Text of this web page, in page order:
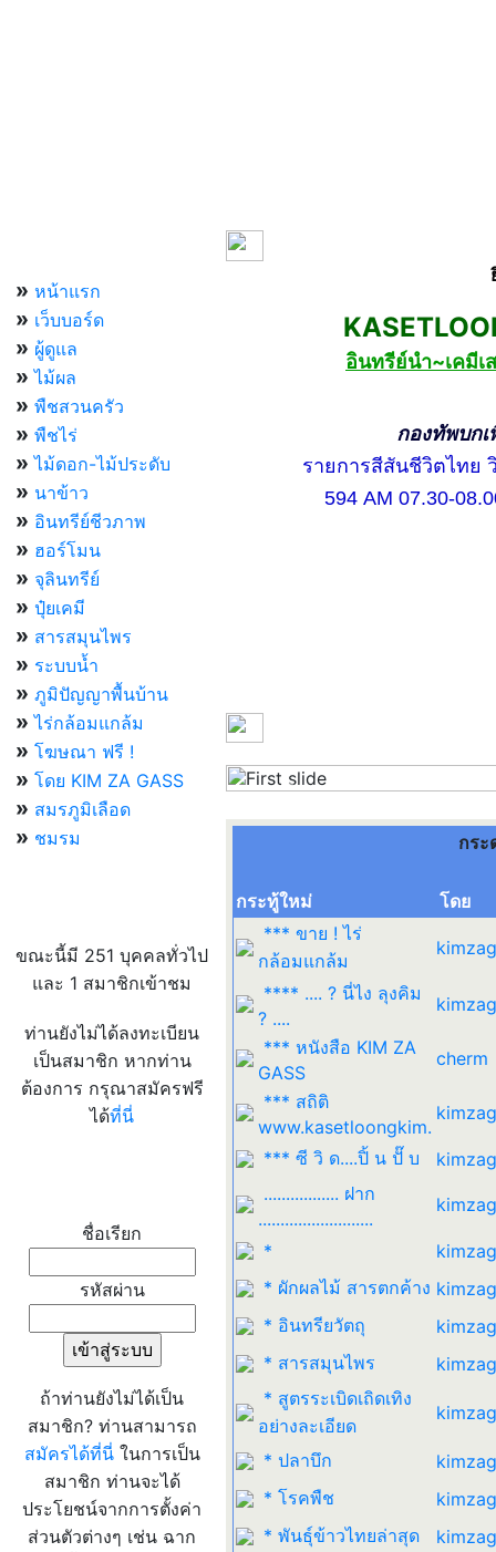
» หน้าแรก
» เว็บบอร์ด
» ผู้ดูแล
» ไม้ผล
» พืชสวนครัว
» พืชไร่
» ไม้ดอก-ไม้ประดับ
» นาข้าว
» อินทรีย์ชีวภาพ
» ฮอร์โมน
» จุลินทรีย์
» ปุ๋ยเคมี
» สารสมุนไพร
» ระบบน้ำ
» ภูมิปัญญาพื้นบ้าน
» ไร่กล้อมแกล้ม
» โฆษณา ฟรี !
» โดย KIM ZA GASS
» สมรภูมิเลือด
» ชมรม
ขณะนี้มี 251 บุคคลทั่วไป
และ 1 สมาชิกเข้าชม
ท่านยังไม่ได้ลงทะเบียน
เป็นสมาชิก หากท่าน
ต้องการ กรุณาสมัครฟรี
ได้ที่นี่
ชื่อเรียก
รหัสผ่าน
ถ้าท่านยังไม่ได้เป็น
สมาชิก? ท่านสามารถ
สมัครได้ที่นี่ในการเป็น
สมาชิก ท่านจะได้
ประโยชน์จากการตั้งค่า
ส่วนตัวต่างๆ เช่น ฉาก
อินทรีย์นำ~เคมีเ
กองทัพบกเพื่อป
รายการสีสันชีวิตไทย วิ
594 AM 07.30-08.00
Previous
กร
กระทู้ใหม่
โดย
*** ขาย ! ไร่
กล้อมแกล้ม
**** .... ? นี่ไง ลุงคิม
? ....
*** หนังสือ KIM ZA
GASS
cherm
*** สถิติ
www.kasetloongkim.
*** ซี วิ ด....ปิ้ น ปั๊ บ
................. ฝาก
..........................
*
* ผักผลไม้ สารตกค้าง
* อินทรียวัตถุ
* สารสมุนไพร
* สูตรระเบิดเถิดเทิง
อย่างละเอียด
* ปลาบึก
* โรคพืช
* พันธุ์ข้าวไทยล่าสุด